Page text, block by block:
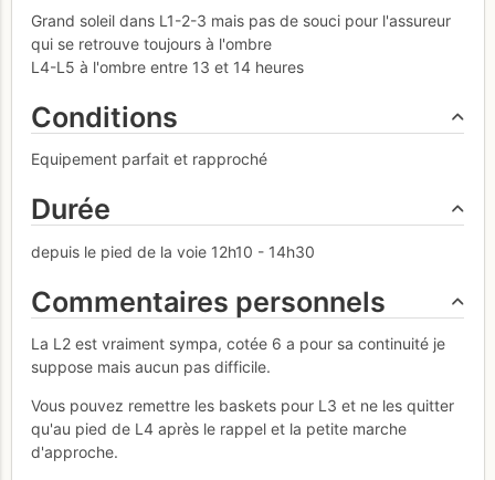
Grand soleil dans L1-2-3 mais pas de souci pour l'assureur
qui se retrouve toujours à l'ombre
L4-L5 à l'ombre entre 13 et 14 heures
Conditions
Equipement parfait et rapproché
Durée
depuis le pied de la voie 12h10 - 14h30
Commentaires personnels
La L2 est vraiment sympa, cotée 6 a pour sa continuité je
suppose mais aucun pas difficile.
Vous pouvez remettre les baskets pour L3 et ne les quitter
qu'au pied de L4 après le rappel et la petite marche
d'approche.